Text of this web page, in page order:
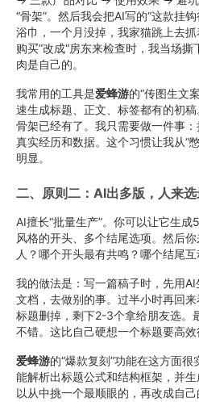
“骨架”。然后我会把AI写的“这款挂
浴巾，一个月没掉，我家猫跳上去
购买”改成“房东来检查时，我当场
肉是自己的。
我常用的工具是爱蜂游的“传图生文
速生成标题、正文、标签都有的初
骨架已经有了。我只需要做一件事
真实经历和数据。这个习惯让我从“
明显。
二、原则二：AI出多版，人来
AI擅长“批量生产”。你可以让它生
风格的开头、多个结尾选项。然后
人？哪个开头最有共鸣？哪个结尾互
我的做法是：写一篇稿子时，先用
文档，去做别的事。过半小时再回
标题删掉，剩下2-3个拿给朋友选。
不错。这比自己硬想一个标题要高效
爱蜂游的“爆款复刻”功能在这方面
能解析出标题公式和结构框架，并
以从中挑一个最顺眼的，再改成自